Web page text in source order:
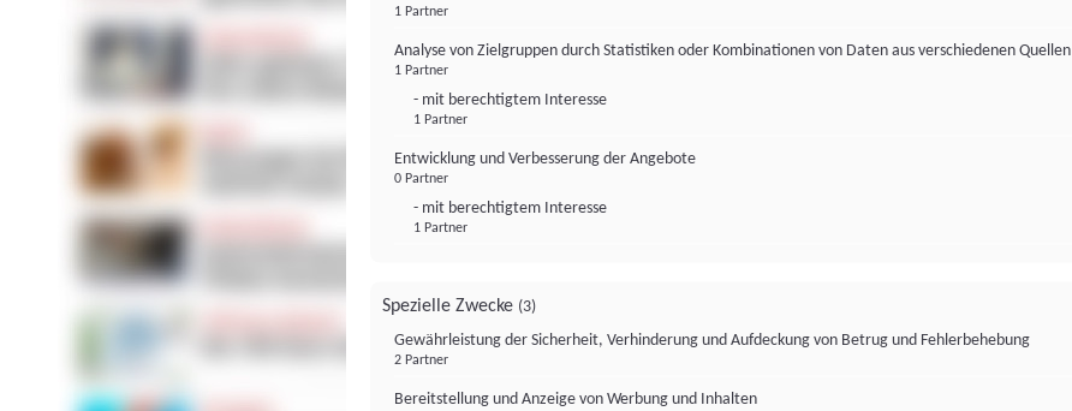
1 Partner
Analyse von Zielgruppen durch Statistiken oder Kombinationen von Daten aus verschiedenen Quellen
1 Partner
- mit berechtigtem Interesse
1 Partner
Entwicklung und Verbesserung der Angebote
0 Partner
- mit berechtigtem Interesse
1 Partner
Spezielle Zwecke (3)
Gewährleistung der Sicherheit, Verhinderung und Aufdeckung von Betrug und Fehlerbehebung
2 Partner
Bereitstellung und Anzeige von Werbung und Inhalten